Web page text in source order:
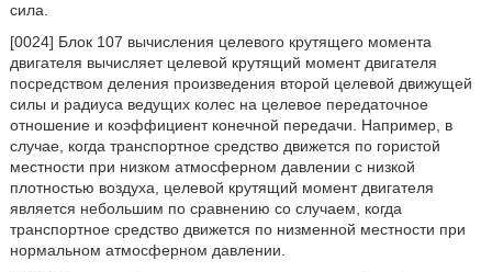
сила.
[0024] Блок 107 вычисления целевого крутящего момента
двигателя вычисляет целевой крутящий момент двигателя
посредством деления произведения второй целевой движущей
силы и радиуса ведущих колес на целевое передаточное
отношение и коэффициент конечной передачи. Например, в
случае, когда транспортное средство движется по гористой
местности при низком атмосферном давлении с низкой
плотностью воздуха, целевой крутящий момент двигателя
является небольшим по сравнению со случаем, когда
транспортное средство движется по низменной местности при
нормальном атмосферном давлении.